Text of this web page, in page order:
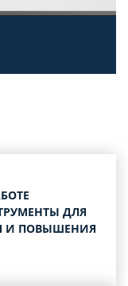
ДЛЯ
И ПОВЫШЕНИЯ